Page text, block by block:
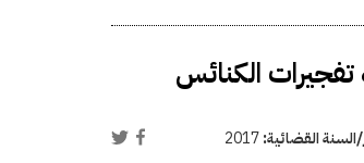
تفجيرات الكنائس
السنة القضائية:2017